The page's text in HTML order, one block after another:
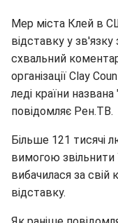
Мер міста Клей в
відставку у
схвальний
організації Clay
леді країни
повідомляє Рен.ТВ.
Більше 121 тисячі
вимогою звільнити
вибачилася за свій
відставку.